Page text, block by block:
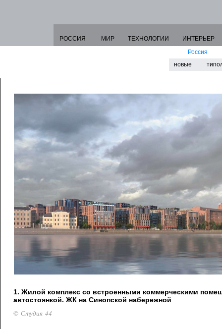
РОССИЯ МИР ТЕХНОЛОГИИ
ИНТЕРЬЕР
Россия
новые
1. Жилой комплекс со встроенными коммерческими
автостоянкой. ЖК на Синопской набережной
© Студия 44